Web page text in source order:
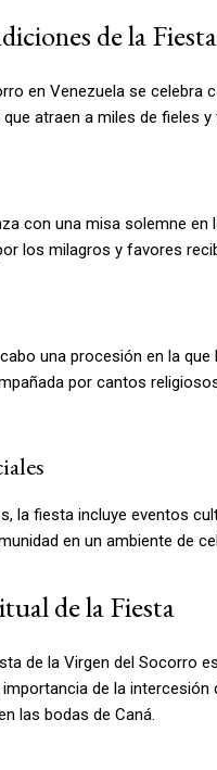
de la Fiesta
en Venezuela se celebra
atraen a miles de fieles y
con una misa solemne
los milagros y favores
una procesión en la
por cantos
la fiesta incluye eventos
en un ambiente de
de la Fiesta
de la Virgen del Socorro
de la
las bodas de Caná.